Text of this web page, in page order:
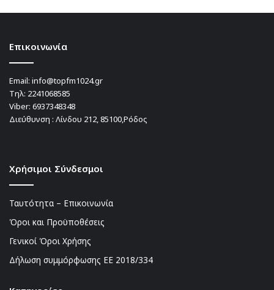
Επικοινωνία
Email: info@topfm1024.gr
Τηλ: 2241068585
Viber: 6937348348
Διεύθυνση : Λίνδου 212, 85100,Ρόδος
Χρήσιμοι Σύνδεσμοι
Ταυτότητα – Επικοινωνία
Όροι και Προϋποθέσεις
Γενικοί Όροι Χρήσης
Δήλωση συμμόρφωσης ΕΕ 2018/334